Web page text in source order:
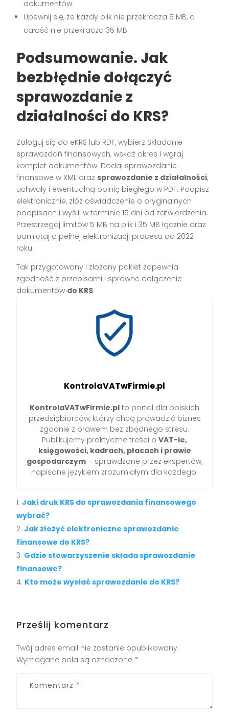
dokumentów.
Upewnij się, że każdy plik nie przekracza 5 MB, a
całość nie przekracza 35 MB.
Podsumowanie. Jak
bezbłędnie dołączyć
sprawozdanie z
działalności do KRS?
Zaloguj się do eKRS lub RDF, wybierz Składanie
sprawozdań finansowych, wskaż okres i wgraj
komplet dokumentów. Dodaj sprawozdanie
finansowe w XML oraz sprawozdanie z działalności,
uchwały i ewentualną opinię biegłego w PDF. Podpisz
elektronicznie, złóż oświadczenie o oryginalnych
podpisach i wyślij w terminie 15 dni od zatwierdzenia.
Przestrzegaj limitów 5 MB na plik i 35 MB łącznie oraz
pamiętaj o pełnej elektronizacji procesu od 2022
roku.
Tak przygotowany i złożony pakiet zapewnia
zgodność z przepisami i sprawne dołączenie
dokumentów do KRS.
KontrolaVATwFirmie.pl
KontrolaVATwFirmie.pl to portal dla polskich
przedsiębiorców, którzy chcą prowadzić biznes
zgodnie z prawem bez zbędnego stresu.
Publikujemy praktyczne treści o VAT-ie,
księgowości, kadrach, płacach i prawie
gospodarczym – sprawdzone przez ekspertów,
napisane językiem zrozumiałym dla każdego.
Jaki druk KRS do sprawozdania finansowego
wybrać?
Jak złożyć elektroniczne sprawozdanie
finansowe do KRS?
Gdzie stowarzyszenie składa sprawozdanie
finansowe?
Kto może wysłać sprawozdanie do KRS?
Prześlij komentarz
Twój adres email nie zostanie opublikowany.
Wymagane pola są oznaczone *